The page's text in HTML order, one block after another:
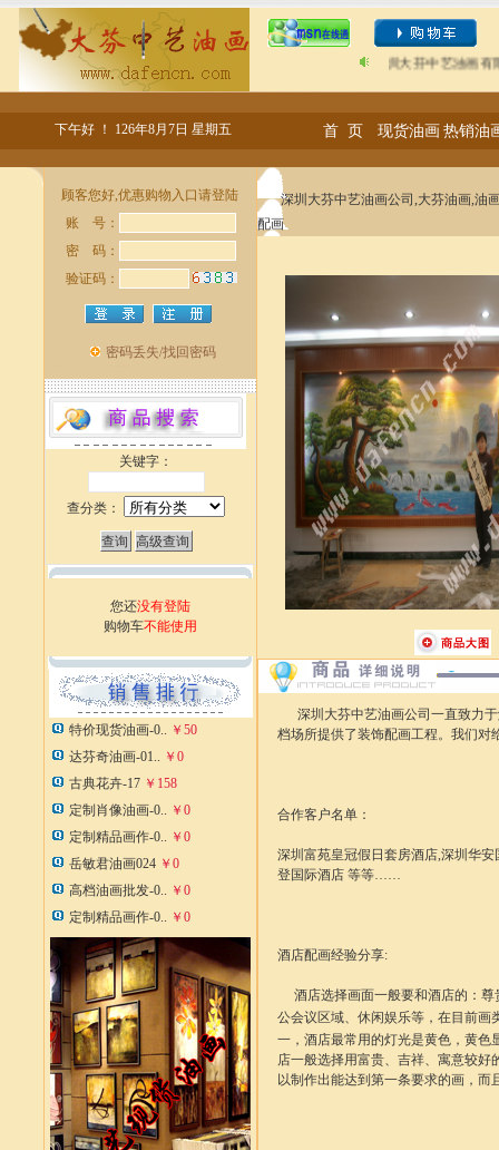
欢迎光临“深圳大芬中艺油画有限
下午好 ！ 126年8月7日 星期五 首 页 现货油画 热销油
关键字：
查分类：
您还没有登陆
购物车不能使用
特价现货油画-0.. ￥50
达芬奇油画-01.. ￥0
古典花卉-17 ￥158
定制肖像油画-0.. ￥0
定制精品画作-0.. ￥0
岳敏君油画024 ￥0
高档油画批发-0.. ￥0
定制精品画作-0.. ￥0
深圳大芬中艺油画公司,大芬油画,油
配画
深圳大芬中艺油画公司一直致力于
档场所提供了装饰配画工程。我们对
合作客户名单：
深圳富苑皇冠假日套房酒店,深圳华
登国际酒店 等等……
酒店配画经验分享:
酒店选择画面一般要和酒店的：尊
公会议区域、休闲娱乐等，在目前画
一，酒店最常用的灯光是黄色，黄色
店一般选择用富贵、吉祥、寓意较
以制作出能达到第一条要求的画，